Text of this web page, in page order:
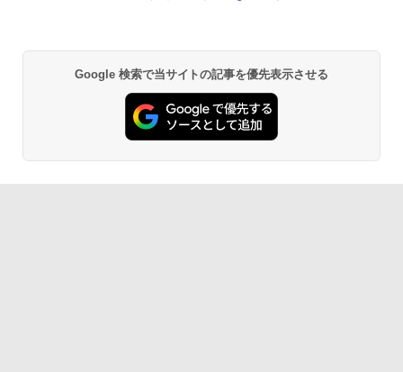
Google 検索で当サイトの記事を優先表示させる